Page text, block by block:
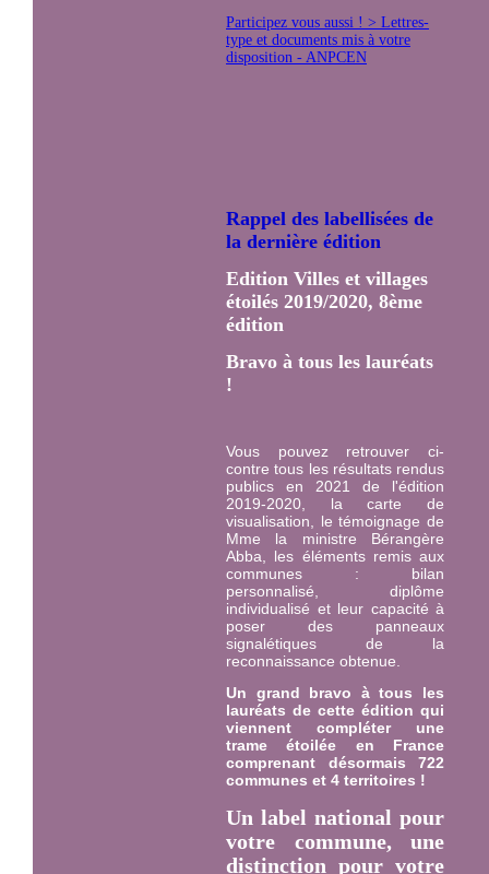
Participez vous aussi ! > Lettres-
type et documents mis à votre
disposition - ANPCEN
Rappel des labellisées de
la dernière édition
Edition Villes et villages
étoilés 2019/2020, 8ème
édition
Bravo à tous les lauréats
!
Vous pouvez retrouver ci-
contre tous les résultats rendus
publics en 2021 de l'édition
2019-2020, la carte de
visualisation, le témoignage de
Mme la ministre Bérangère
Abba, les éléments remis aux
communes : bilan
personnalisé, diplôme
individualisé et leur capacité à
poser des panneaux
signalétiques de la
reconnaissance obtenue.
Un grand bravo à tous les
lauréats de cette édition qui
viennent compléter une
trame étoilée en France
comprenant désormais 722
communes et 4 territoires !
Un label national pour
votre commune, une
distinction pour votre